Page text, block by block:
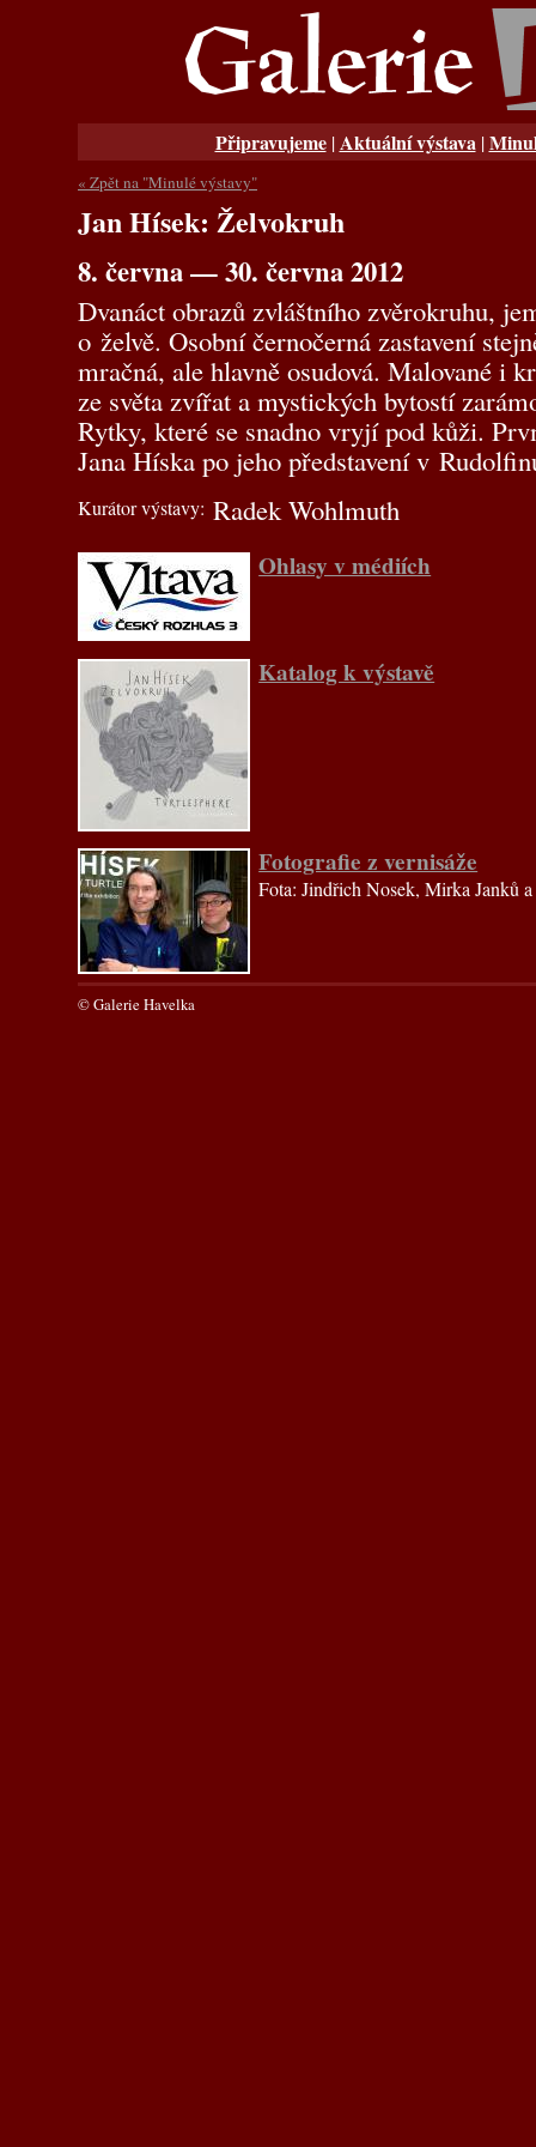
Připravujeme|Aktuální výstava |
« Zpět na "Minulé výstavy"
Jan Hísek: Želvokruh
8. června — 30. června 2012
Dvanáct obrazů zvláštního zvěrokruhu,
o želvě. Osobní černočerná zastavení
mračná, ale hlavně osudová. Malované i
ze světa zvířat a mystických bytostí
Rytky, které se snadno vryjí pod kůži.
Jana Híska po jeho představení v
Kurátor výstavy: Radek Wohlmuth
Ohlasy v médiích
Katalog k výstavě
Fotografie z vernisáže
Fota: Jindřich Nosek, Mirka Janků
© Galerie Havelka